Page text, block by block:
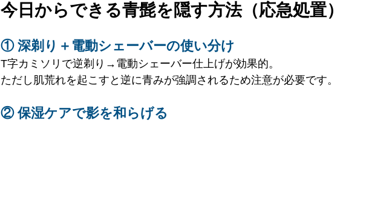
今日からできる青髭を隠す方法（応急処置）
① 深剃り＋電動シェーバーの使い分け
T字カミソリで逆剃り→電動シェーバー仕上げが効果的。
ただし肌荒れを起こすと逆に青みが強調されるため注意が必要です。
② 保湿ケアで影を和らげる